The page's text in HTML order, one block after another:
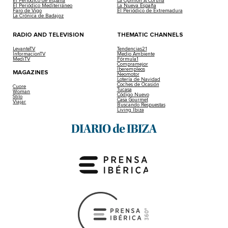
El Periódico Mediterráneo
Faro de Vigo
La Crónica de Badajoz
La Nueva España
El Periódico de Extremadura
RADIO AND TELEVISION
LevanteTV
InformacionTV
MediTV
MAGAZINES
Cuore
Woman
Stilo
Viajar
THEMATIC CHANNELS
Tendencias21
Medio Ambiente
Fórmula1
Compramejor
Iberempleos
Neomotor
Lotería de Navidad
Coches de Ocasión
Tucasa
Código Nuevo
Casa Gourmet
Buscando Respuestas
Living Ibiza